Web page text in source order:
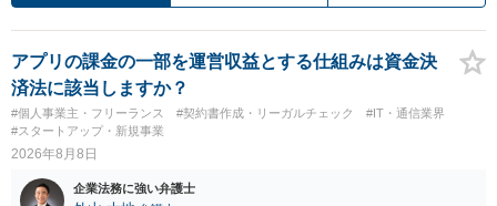
アプリの課金の一部を運営収益とする仕組みは資金決
済法に該当しますか？
#個人事業主・フリーランス #契約書作成・リーガルチェック
#IT・通信業界
#スタートアップ・新規事業
2026年8月8日
企業法務に強い弁護士